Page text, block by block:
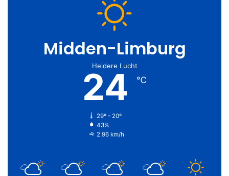
Midden-Limburg
Heldere Lucht
24 ℃
29º - 20º
43%
2.96 km/h